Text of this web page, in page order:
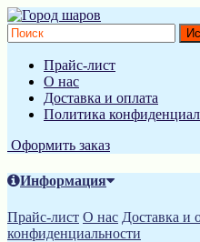
Прайс-лист
О нас
Доставка и оплата
Политика
Оформить заказ
Информация
Прайс-лист О нас Доставка и
конфиденциальности